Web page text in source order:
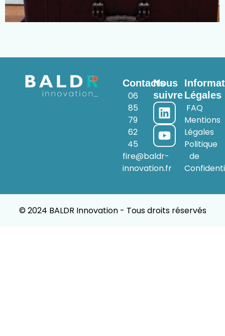
Contacts
06
85
79
62
45
fire@baldr-
innovation.fr
Nous
suivreLégales
FAQ
Mentions
Légales
Politique
de
© 2024 BALDR Innovation - Tous droits réservés